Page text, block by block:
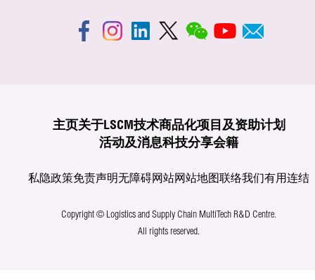
主页关于LSCM技术商品化项目及资助计划
活动及消息科技分享会籍
私隐政策免责声明无障碍网站网站地图联络我们有用连结
Copyright © Logistics and Supply Chain MultiTech R&D Centre.
All rights reserved.